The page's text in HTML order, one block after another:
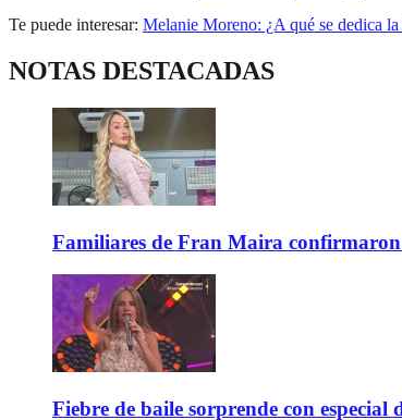
Te puede interesar: Melanie Moreno: ¿A qué se dedica
NOTAS DESTACADAS
Familiares de Fran Maira
Fiebre de baile sorprende con